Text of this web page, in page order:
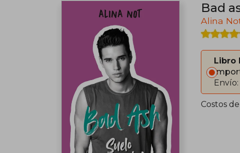
Bad
Alina
Libro
Envío:
Costos